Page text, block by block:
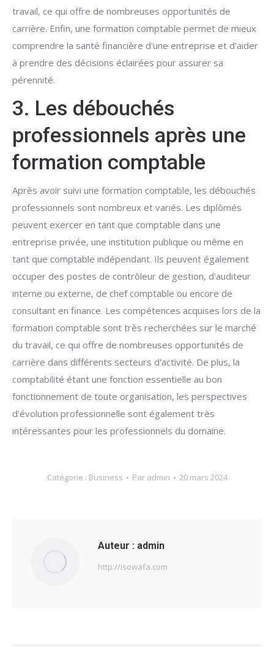
travail, ce qui offre de nombreuses opportunités de
carrière. Enfin, une formation comptable permet de mieux
comprendre la santé financière d'une entreprise et d'aider
à prendre des décisions éclairées pour assurer sa
pérennité.
3. Les débouchés
professionnels après une
formation comptable
Après avoir suivi une formation comptable, les débouchés
professionnels sont nombreux et variés. Les diplômés
peuvent exercer en tant que comptable dans une
entreprise privée, une institution publique ou même en
tant que comptable indépendant. Ils peuvent également
occuper des postes de contrôleur de gestion, d'auditeur
interne ou externe, de chef comptable ou encore de
consultant en finance. Les compétences acquises lors de la
formation comptable sont très recherchées sur le marché
du travail, ce qui offre de nombreuses opportunités de
carrière dans différents secteurs d'activité. De plus, la
comptabilité étant une fonction essentielle au bon
fonctionnement de toute organisation, les perspectives
d'évolution professionnelle sont également très
intéressantes pour les professionnels du domaine.
Catégorie : Business Par admin 20 mars 2024
Auteur : admin
http://isowafa.com